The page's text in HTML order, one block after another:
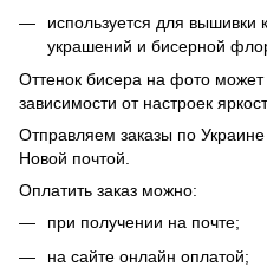
используется для вышивки
украшений и бисерной
Оттенок бисера на фото может
зависимости от настроек
Отправляем заказы по
Новой почтой.
Оплатить заказ можно:
при получении на почте;
на сайте онлайн оплатой;